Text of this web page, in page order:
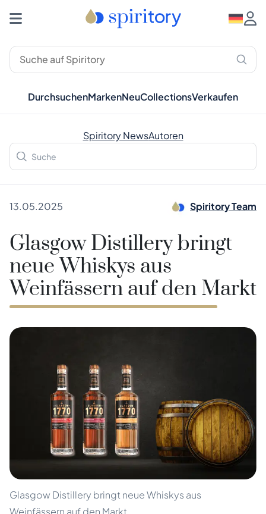
DurchsuchenMarkenNeuCollectionsVerkaufen
Spiritory NewsAutoren
13.05.2025 Spiritory Team
Glasgow Distillery bringt
neue Whiskys aus
Weinfässern auf den Markt
Glasgow Distillery bringt neue Whiskys aus
Weinfässern auf den Markt